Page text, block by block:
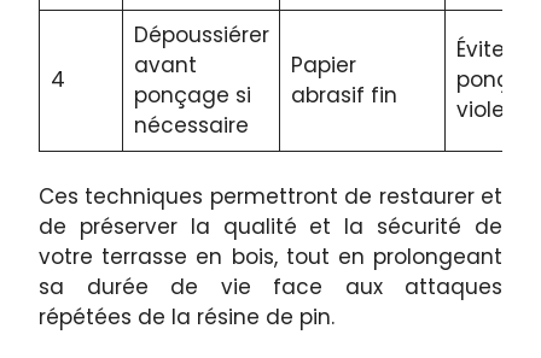
4
Dépoussiérer
avant
ponçage si
nécessaire
Papier
abrasif fin
Éviter
violent
Ces techniques permettront de restaurer et
de préserver la qualité et la sécurité de
votre terrasse en bois, tout en prolongeant
sa durée de vie face aux attaques
répétées de la résine de pin.